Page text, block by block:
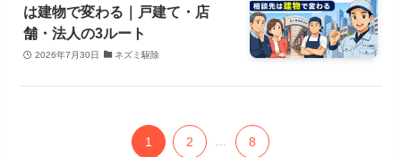
は建物で変わる｜戸建て・店
舗・法人の3ルート
2026年7月30日 ネズミ駆除
1 2 8